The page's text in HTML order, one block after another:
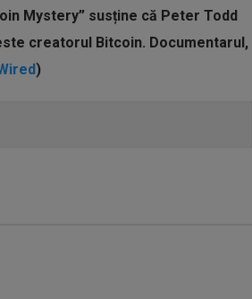
Mystery” susține că Peter Todd
creatorul Bitcoin. Documentarul,
)